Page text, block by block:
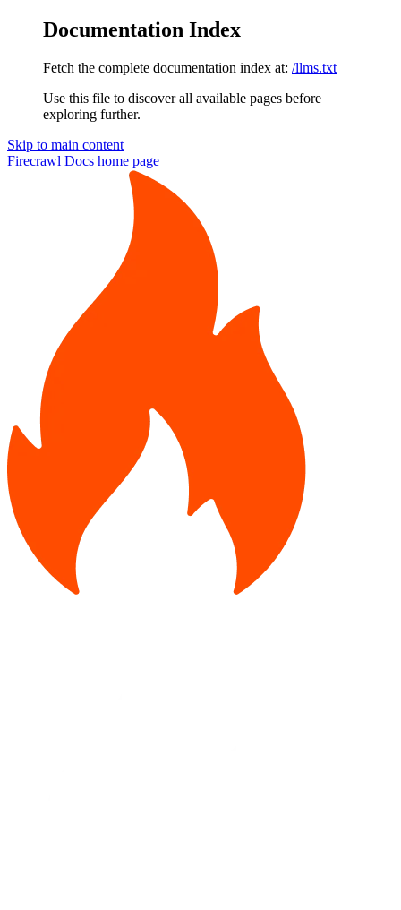
Documentation Index
Fetch the complete documentation index at: /llms.txt
Use this file to discover all available pages before
exploring further.
Skip to main content
Firecrawl Docs home page